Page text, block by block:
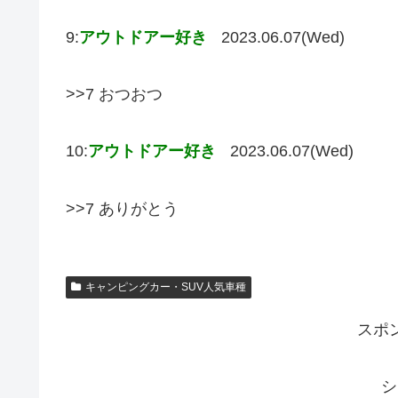
9:アウトドアー好き 2023.06.07(Wed)
>>7 おつおつ
10:アウトドアー好き 2023.06.07(Wed)
>>7 ありがとう
キャンピングカー・SUV人気車種
スポ